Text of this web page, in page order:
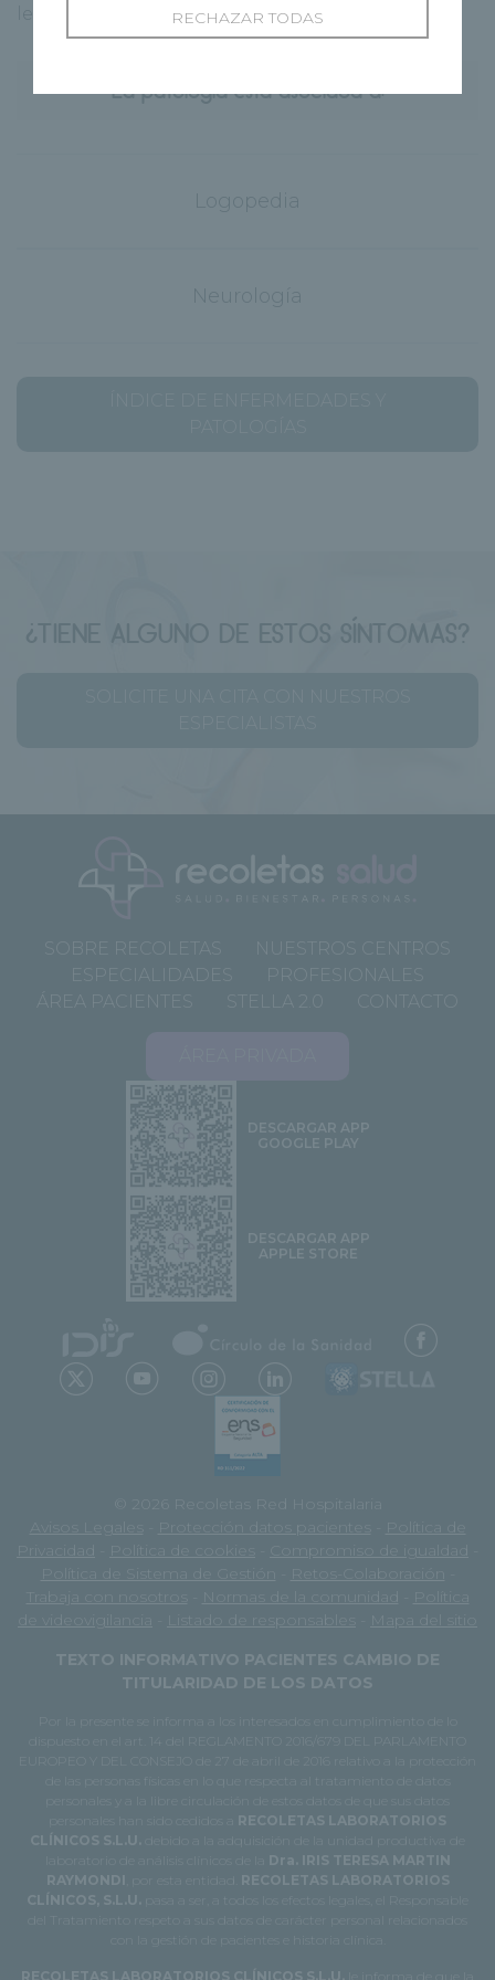
lesión.
La patología esta asociada a:
Logopedia
Neurología
SOBRE RECOLETAS
NUESTROS CENTROS
ESPECIALIDADES
PROFESIONALES
ÁREA PACIENTES
STELLA 2.0 CONTACTO
DESCARGAR APP
GOOGLE PLAY
DESCARGAR APP
APPLE STORE
© 2026 Recoletas Red Hospitalaria
Avisos Legales
Protección datos pacientes
Política de
Privacidad
Política de cookies Compromiso de igualdad
Política de Sistema de Gestión
Retos-Colaboración
Trabaja con nosotros
Normas de la comunidad
Política
de videovigilancia
Listado de responsables
Mapa del sitio
TEXTO INFORMATIVO PACIENTES CAMBIO DE
TITULARIDAD DE LOS DATOS
Por la presente se informa a los interesados en cumplimiento de lo
dispuesto en el art. 14 del REGLAMENTO 2016/679 DEL PARLAMENTO
EUROPEO Y DEL CONSEJO de 27 de abril de 2016 relativo a la protección
de las personas físicas en lo que respecta al tratamiento de datos
personales y a la libre circulación de estos datos de que sus datos
RECOLETAS LABORATORIOS
CLÍNICOS S.L.U.
debido a la adquisición de la unidad productiva de
laboratorio de análisis clínicos de la Dra. IRIS TERESA MARTIN
RAYMONDI , por esta entidad. RECOLETAS LABORATORIOS
CLÍNICOS, S.L.U.
pasa a ser, a todos los efectos legales, el Responsable
del Tratamiento respeto a sus datos de carácter personal relacionados
con la gestión de pacientes e historia clínica.
RECOLETAS LABORATORIOS CLÍNICOS S.L.U. le informa de que la
RECHAZAR TODAS